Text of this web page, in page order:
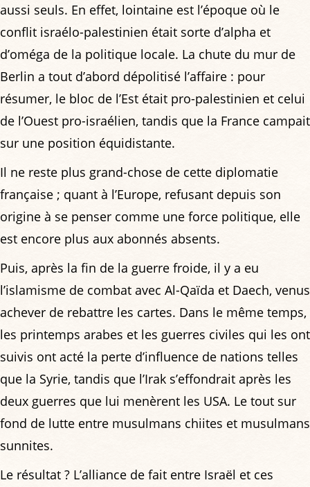
aussi seuls. En effet, lointaine est l’époque où le
conflit israélo-palestinien était sorte d’alpha et
d’oméga de la politique locale. La chute du mur de
Berlin a tout d’abord dépolitisé l’affaire : pour
résumer, le bloc de l’Est était pro-palestinien et celui
de l’Ouest pro-israélien, tandis que la France campait
sur une position équidistante.
Il ne reste plus grand-chose de cette diplomatie
française ; quant à l’Europe, refusant depuis son
origine à se penser comme une force politique, elle
est encore plus aux abonnés absents.
Puis, après la fin de la guerre froide, il y a eu
l’islamisme de combat avec Al-Qaïda et Daech, venus
achever de rebattre les cartes. Dans le même temps,
les printemps arabes et les guerres civiles qui les ont
suivis ont acté la perte d’influence de nations telles
que la Syrie, tandis que l’Irak s’effondrait après les
deux guerres que lui menèrent les USA. Le tout sur
fond de lutte entre musulmans chiites et musulmans
sunnites.
Le résultat ? L’alliance de fait entre Israël et ces